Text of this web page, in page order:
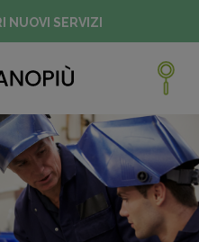
NUOVI SERVIZI